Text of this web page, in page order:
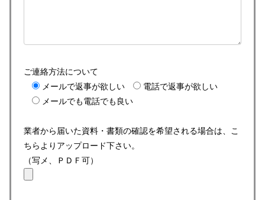
ご連絡方法について
メールで返事が欲しい
電話で返事が欲しい
メールでも電話でも良い
業者から届いた資料・書類の確認を希望される場合は、こ
ちらよりアップロード下さい。
（写メ、ＰＤＦ可）